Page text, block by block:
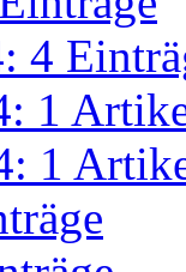
4
1
1